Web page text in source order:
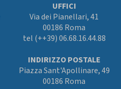
UFFICI
Via dei Pianellari, 41
00186 Roma
tel (++39) 06.68.16.44.88
INDIRIZZO POSTALE
Piazza Sant'Apollinare, 49
00186 Roma